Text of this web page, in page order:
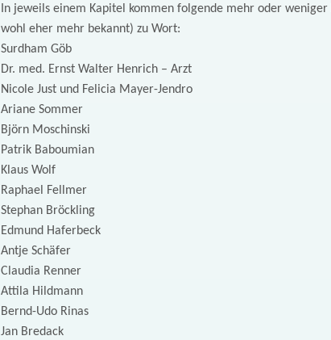
In jeweils einem Kapitel kommen folgende mehr oder
wohl eher mehr bekannt) zu Wort:
Surdham Göb
Dr. med. Ernst Walter Henrich – Arzt
Nicole Just und Felicia Mayer-Jendro
Ariane Sommer
Björn Moschinski
Patrik Baboumian
Klaus Wolf
Raphael Fellmer
Stephan Bröckling
Edmund Haferbeck
Antje Schäfer
Claudia Renner
Attila Hildmann
Bernd-Udo Rinas
Jan Bredack